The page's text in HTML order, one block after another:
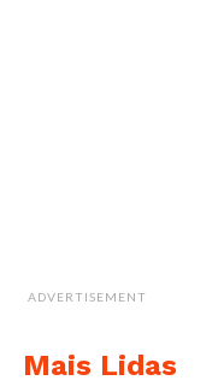
ADVERTISEMENT
Mais Lidas